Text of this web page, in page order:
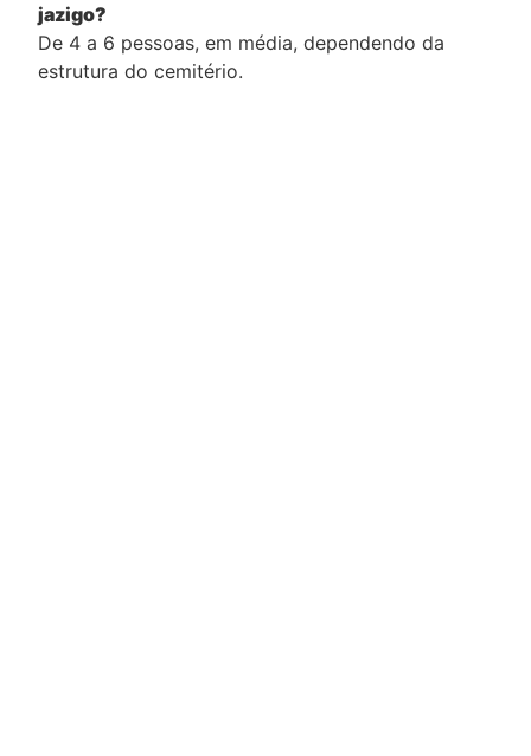
jazigo?
De 4 a 6 pessoas, em média, dependendo da
estrutura do cemitério.